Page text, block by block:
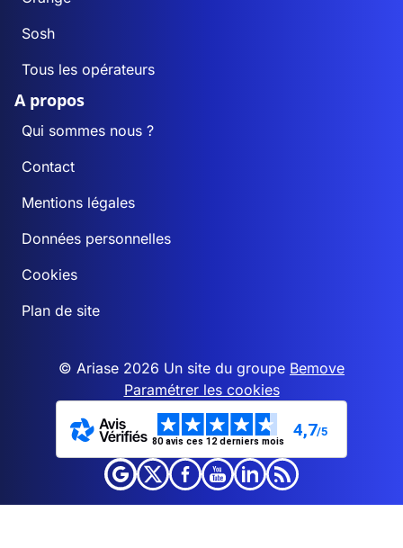
Sosh
Tous les opérateurs
A propos
Qui sommes nous ?
Contact
Mentions légales
Données personnelles
Cookies
Plan de site
© Ariase 2026 Un site du groupe Bemove
Paramétrer les cookies
80 avis ces 12 derniers mois
4,7/5